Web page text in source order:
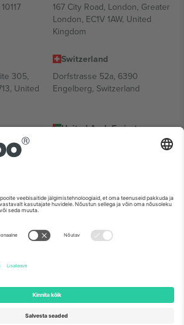
167 City Road, London, Greater
London, EC1V 1AW, United
Kingdom
305,
United
Switzerland
Dorfstrasse 52a, 6390
Engelberg, Switzerland
bul
United Arab Emirates
UAE Dubai Silicon Oasis, DDP
Detailide jaoks vaata konkreetse
ja tingimusi.,
kaitstud.